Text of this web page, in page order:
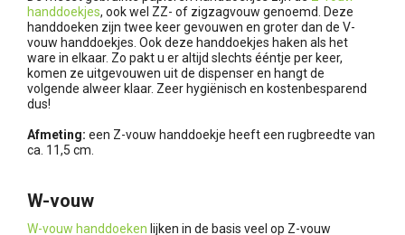
handdoekjes, ook wel ZZ- of zigzagvouw genoemd. Deze
handdoeken zijn twee keer gevouwen en groter dan de V-
vouw handdoekjes. Ook deze handdoekjes haken als het
ware in elkaar. Zo pakt u er altijd slechts ééntje per keer,
komen ze uitgevouwen uit de dispenser en hangt de
volgende alweer klaar. Zeer hygiënisch en kostenbesparend
dus!
Afmeting: een Z-vouw handdoekje heeft een rugbreedte van
ca. 11,5 cm.
W-vouw
W-vouw handdoeken lijken in de basis veel op Z-vouw